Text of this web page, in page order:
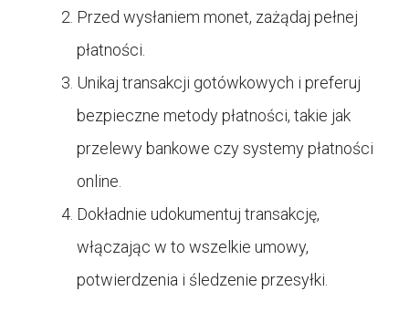
Przed wysłaniem monet, zażądaj pełnej
płatności.
Unikaj transakcji gotówkowych i preferuj
bezpieczne metody płatności, takie jak
przelewy bankowe czy systemy płatności
online.
Dokładnie udokumentuj transakcję,
włączając w to wszelkie umowy,
potwierdzenia i śledzenie przesyłki.